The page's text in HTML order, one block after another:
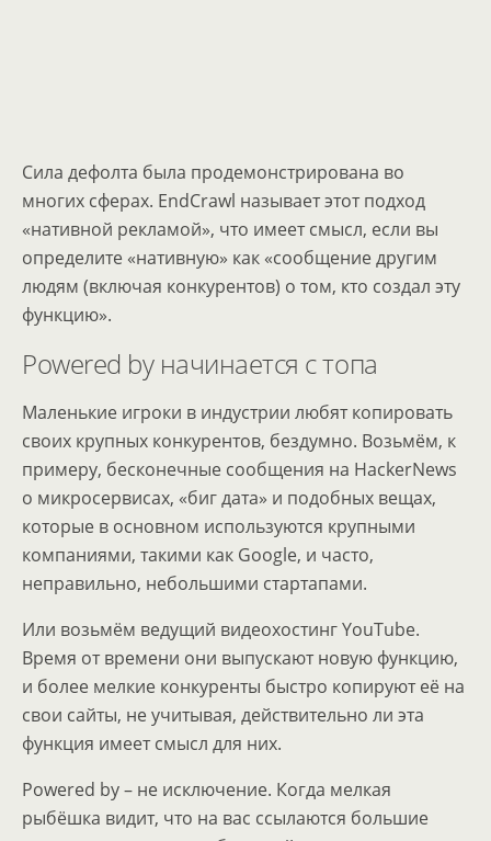
Сила дефолта была продемонстрирована во
многих сферах. EndCrawl называет этот подход
«нативной рекламой», что имеет смысл, если вы
определите «нативную» как «сообщение другим
людям (включая конкурентов) о том, кто создал эту
функцию».
Powered by начинается с топа
Маленькие игроки в индустрии любят копировать
своих крупных конкурентов, бездумно. Возьмём, к
примеру, бесконечные сообщения на HackerNews
о микросервисах, «биг дата» и подобных вещах,
которые в основном используются крупными
компаниями, такими как Google, и часто,
неправильно, небольшими стартапами.
Или возьмём ведущий видеохостинг YouTube.
Время от времени они выпускают новую функцию,
и более мелкие конкуренты быстро копируют её на
свои сайты, не учитывая, действительно ли эта
функция имеет смысл для них.
Powered by – не исключение. Когда мелкая
рыбёшка видит, что на вас ссылаются большие